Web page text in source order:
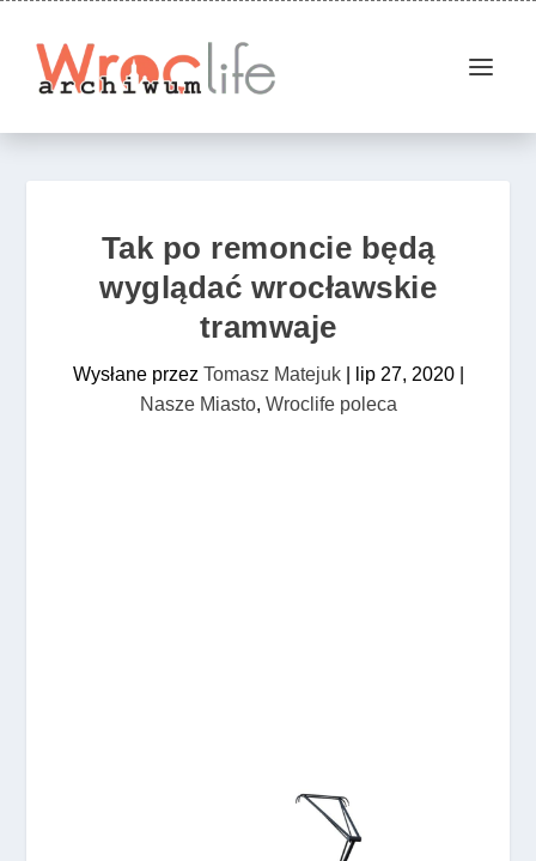
Tak po remoncie będą
wyglądać wrocławskie
tramwaje
Wysłane przez Tomasz Matejuk| lip 27, 2020|
Nasze Miasto, Wroclife poleca